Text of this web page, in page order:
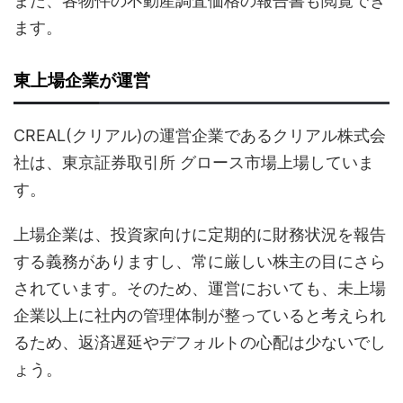
ます。
東上場企業が運営
CREAL(クリアル)の運営企業であるクリアル株式会
社は、東京証券取引所 グロース市場上場していま
す。
上場企業は、投資家向けに定期的に財務状況を報告
する義務がありますし、常に厳しい株主の目にさら
されています。そのため、運営においても、未上場
企業以上に社内の管理体制が整っていると考えられ
るため、返済遅延やデフォルトの心配は少ないでし
ょう。